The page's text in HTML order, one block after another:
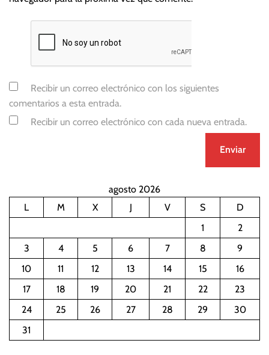
Recibir un correo electrónico con los siguientes
comentarios a esta entrada.
Recibir un correo electrónico con cada nueva entrada.
agosto 2026
L
M X J V S
D
1
2
3
4 5 6 7 8
9
10
11 12 13 14 15
16
17
18 19 20 21 22
23
24
25 26 27 28 29
30
31